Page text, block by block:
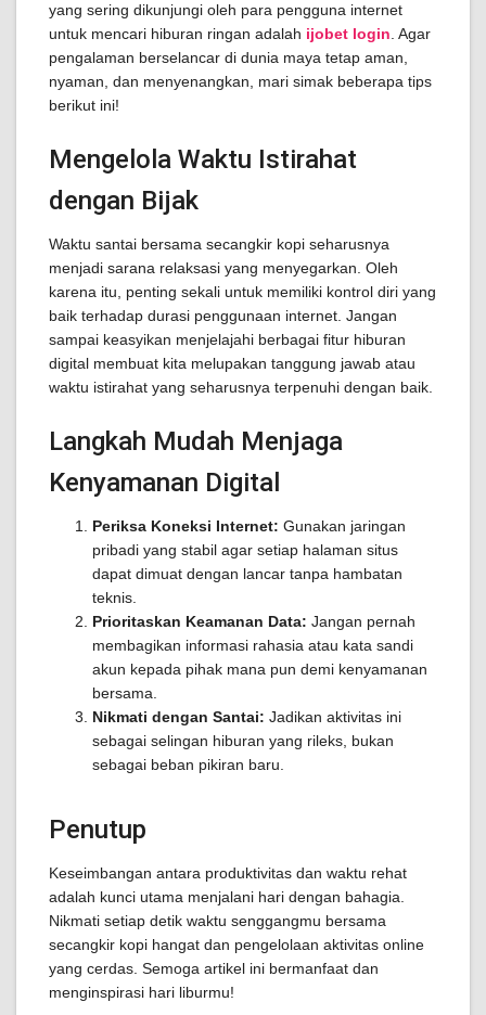
yang sering dikunjungi oleh para pengguna internet
untuk mencari hiburan ringan adalah ijobet login . Agar
pengalaman berselancar di dunia maya tetap aman,
nyaman, dan menyenangkan, mari simak beberapa tips
berikut ini!
Mengelola Waktu Istirahat
dengan Bijak
Waktu santai bersama secangkir kopi seharusnya
menjadi sarana relaksasi yang menyegarkan. Oleh
karena itu, penting sekali untuk memiliki kontrol diri yang
baik terhadap durasi penggunaan internet. Jangan
sampai keasyikan menjelajahi berbagai fitur hiburan
digital membuat kita melupakan tanggung jawab atau
waktu istirahat yang seharusnya terpenuhi dengan baik.
Langkah Mudah Menjaga
Kenyamanan Digital
Periksa Koneksi Internet: Gunakan jaringan
pribadi yang stabil agar setiap halaman situs
dapat dimuat dengan lancar tanpa hambatan
teknis.
Prioritaskan Keamanan Data: Jangan pernah
membagikan informasi rahasia atau kata sandi
akun kepada pihak mana pun demi kenyamanan
bersama.
Nikmati dengan Santai: Jadikan aktivitas ini
sebagai selingan hiburan yang rileks, bukan
sebagai beban pikiran baru.
Penutup
Keseimbangan antara produktivitas dan waktu rehat
adalah kunci utama menjalani hari dengan bahagia.
Nikmati setiap detik waktu senggangmu bersama
secangkir kopi hangat dan pengelolaan aktivitas online
yang cerdas. Semoga artikel ini bermanfaat dan
menginspirasi hari liburmu!